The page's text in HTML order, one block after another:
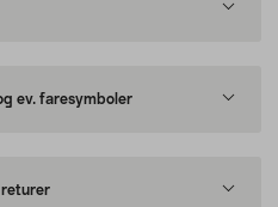
ev. faresymboler
returer